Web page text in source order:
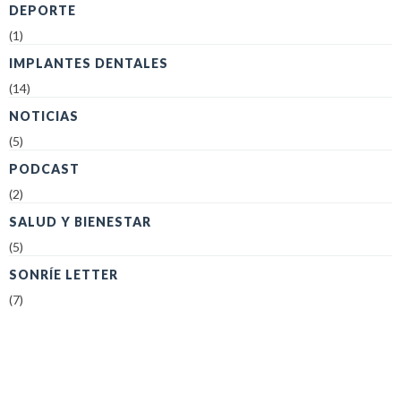
DEPORTE
(1)
IMPLANTES DENTALES
(14)
NOTICIAS
(5)
PODCAST
(2)
SALUD Y BIENESTAR
(5)
SONRÍE LETTER
(7)